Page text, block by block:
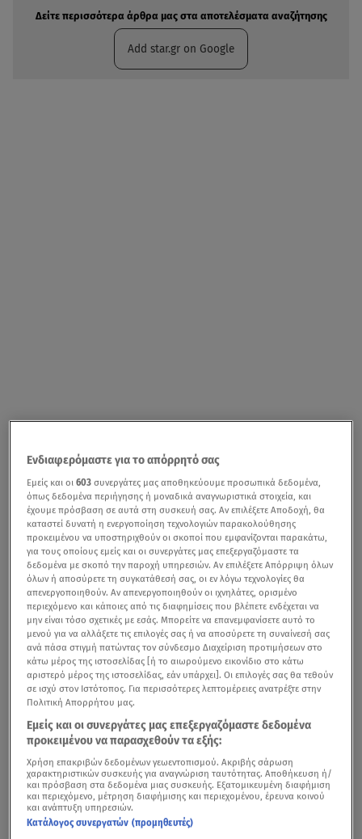
Δείτε περισσότερα άρθρα μας στα αποτελέσματα αναζήτησης
Add star.gr on Google
Ενδιαφερόμαστε για το απόρρητό σας
Εμείς και οι603 συνεργάτες μας αποθηκεύουμε προσωπικά δεδομένα,
όπως δεδομένα περιήγησης ή μοναδικά αναγνωριστικά στοιχεία, και
έχουμε πρόσβαση σε αυτά στη συσκευή σας. Αν επιλέξετε Αποδοχή, θα
καταστεί δυνατή η ενεργοποίηση τεχνολογιών παρακολούθησης
προκειμένου να υποστηριχθούν οι σκοποί που εμφανίζονται παρακάτω,
για τους οποίους εμείς και οι συνεργάτες μας επεξεργαζόμαστε τα
δεδομένα με σκοπό την παροχή υπηρεσιών. Αν επιλέξετε Απόρριψη όλων
όλων ή αποσύρετε τη συγκατάθεσή σας, οι εν λόγω τεχνολογίες θα
απενεργοποιηθούν. Αν απενεργοποιηθούν οι ιχνηλάτες, ορισμένο
περιεχόμενο και κάποιες από τις διαφημίσεις που βλέπετε ενδέχεται να
μην είναι τόσο σχετικές με εσάς. Μπορείτε να επανεμφανίσετε αυτό το
μενού για να αλλάξετε τις επιλογές σας ή να αποσύρετε τη συναίνεσή σας
ανά πάσα στιγμή πατώντας τον σύνδεσμο Διαχείριση προτιμήσεων στο
κάτω μέρος της ιστοσελίδας [ή το αιωρούμενο εικονίδιο στο κάτω
αριστερό μέρος της ιστοσελίδας, εάν υπάρχει]. Οι επιλογές σας θα τεθούν
σε ισχύ στον Ιστότοπος. Για περισσότερες λεπτομέρειες ανατρέξτε στην
Πολιτική Απορρήτου μας.
Εμείς και οι συνεργάτες μας επεξεργαζόμαστε δεδομένα
προκειμένου να παρασχεθούν τα εξής:
Χρήση επακριβών δεδομένων γεωεντοπισμού. Ακριβής σάρωση
χαρακτηριστικών συσκευής για αναγνώριση ταυτότητας. Αποθήκευση ή/
και πρόσβαση στα δεδομένα μιας συσκευής. Εξατομικευμένη διαφήμιση
και περιεχόμενο, μέτρηση διαφήμισης και περιεχομένου, έρευνα κοινού
και ανάπτυξη υπηρεσιών.
Κατάλογος συνεργατών (προμηθευτές)